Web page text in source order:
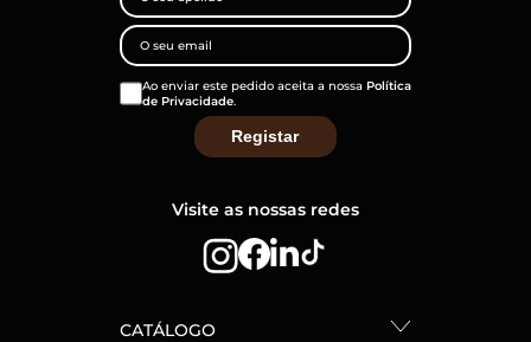
Ao enviar este pedido aceita a nossa Política
de Privacidade.
Visite as nossas redes
CATÁLOGO